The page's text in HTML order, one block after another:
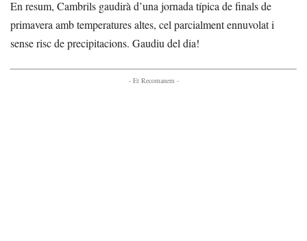
En resum, Cambrils gaudirà d’una jornada típica de finals de
primavera amb temperatures altes, cel parcialment ennuvolat i
sense risc de precipitacions. Gaudiu del dia!
- Et Recomanem -